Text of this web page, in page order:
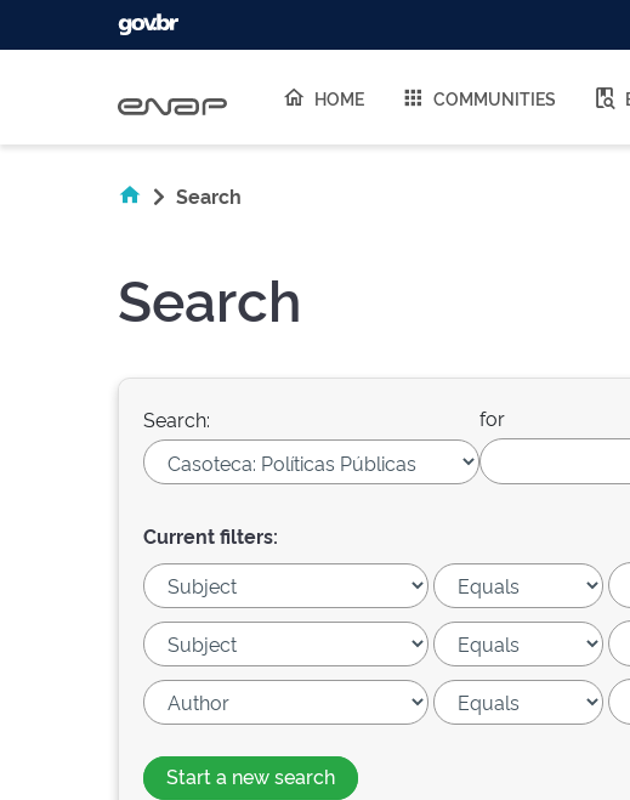
HOME COMMUNITIES
Search
Search
Search: for
Current filters:
Start a new search